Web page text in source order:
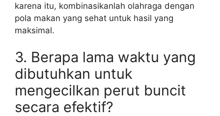
karena itu, kombinasikanlah olahraga dengan
pola makan yang sehat untuk hasil yang
maksimal.
3. Berapa lama waktu yang
dibutuhkan untuk
mengecilkan perut buncit
secara efektif?